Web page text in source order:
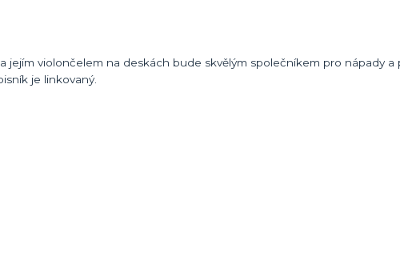
jejím violončelem na deskách bude skvělým společníkem pro nápady a
je linkovaný.